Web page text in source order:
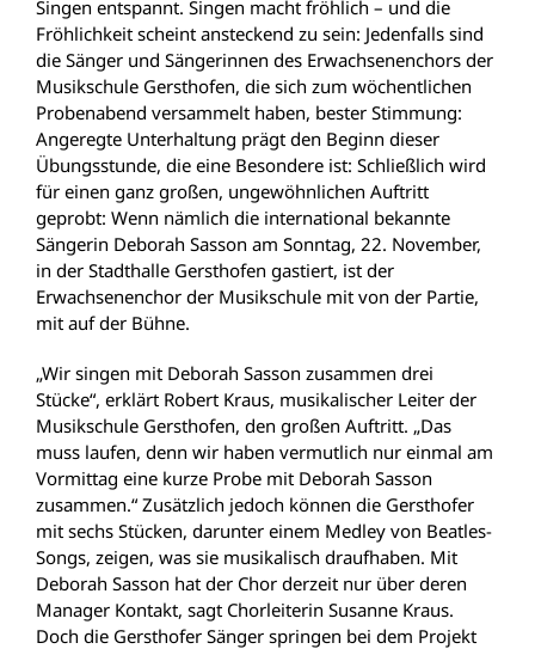
Singen entspannt. Singen macht fröhlich – und die
Fröhlichkeit scheint ansteckend zu sein: Jedenfalls sind
die Sänger und Sängerinnen des Erwachsenenchors der
Musikschule Gersthofen, die sich zum wöchentlichen
Probenabend versammelt haben, bester Stimmung:
Angeregte Unterhaltung prägt den Beginn dieser
Übungsstunde, die eine Besondere ist: Schließlich wird
für einen ganz großen, ungewöhnlichen Auftritt
geprobt: Wenn nämlich die international bekannte
Sängerin Deborah Sasson am Sonntag, 22. November,
in der Stadthalle Gersthofen gastiert, ist der
Erwachsenenchor der Musikschule mit von der Partie,
mit auf der Bühne.
„Wir singen mit Deborah Sasson zusammen drei
Stücke“, erklärt Robert Kraus, musikalischer Leiter der
Musikschule Gersthofen, den großen Auftritt. „Das
muss laufen, denn wir haben vermutlich nur einmal am
Vormittag eine kurze Probe mit Deborah Sasson
zusammen.“ Zusätzlich jedoch können die Gersthofer
mit sechs Stücken, darunter einem Medley von Beatles-
Songs, zeigen, was sie musikalisch draufhaben. Mit
Deborah Sasson hat der Chor derzeit nur über deren
Manager Kontakt, sagt Chorleiterin Susanne Kraus.
Doch die Gersthofer Sänger springen bei dem Projekt